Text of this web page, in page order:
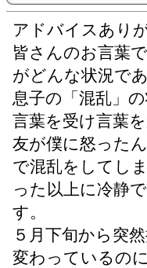
アドバイスあり
皆さんのお言葉
がどんな状況で
息子の「混乱」
言葉を受け言葉
友が僕に怒った
で混乱をしてし
った以上に冷静
す。
５月下旬から突
変わっているの